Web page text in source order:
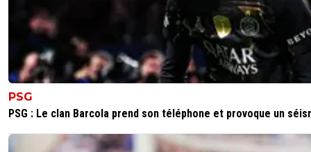
PSG
PSG : Le clan Barcola prend son téléphone et provoque un